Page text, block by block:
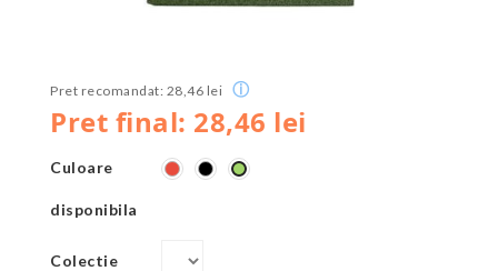
Pret final: 28,46 lei
Pret recomandat: 28,46 lei ⓘ
Culoare
disponibila
RoșuNegruVerde
Colectie